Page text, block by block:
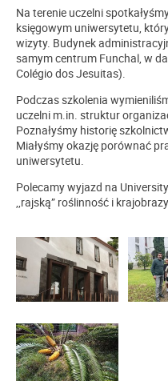
Na terenie uczelni
księgowym uniwersytetu,
wizyty. Budynek
samym centrum Funchal, w
Colégio dos Jesuitas).
Podczas szkolenia
uczelni m.in. struktur
Poznałyśmy historię
Miałyśmy okazję porównać
uniwersytetu.
Polecamy wyjazd na
,,rajską” roślinność i